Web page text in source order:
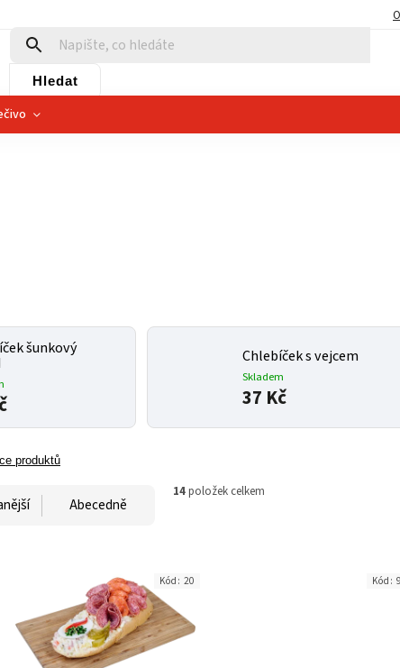
Hledat
šunkový Chlebíček s vejcem
Skladem
37 Kč
produktů
Abecedně
14položek celkem
Kód: 20 Kód: 9